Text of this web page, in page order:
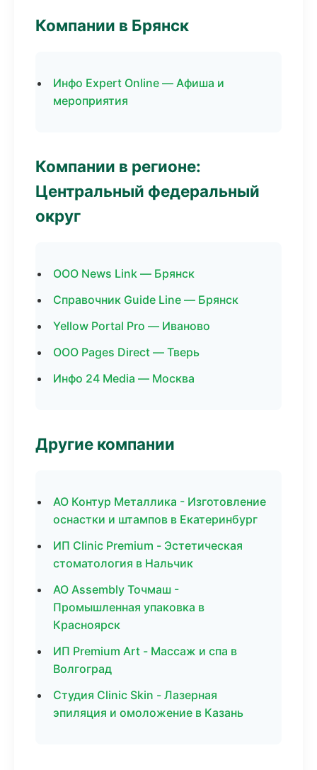
Компании в Брянск
Инфо Expert Online — Афиша и
мероприятия
Компании в регионе:
Центральный федеральный
округ
ООО News Link — Брянск
Справочник Guide Line — Брянск
Yellow Portal Pro — Иваново
ООО Pages Direct — Тверь
Инфо 24 Media — Москва
Другие компании
АО Контур Металлика - Изготовление
оснастки и штампов в Екатеринбург
ИП Clinic Premium - Эстетическая
стоматология в Нальчик
АО Assembly Точмаш -
Промышленная упаковка в
Красноярск
ИП Premium Art - Массаж и спа в
Волгоград
Студия Clinic Skin - Лазерная
эпиляция и омоложение в Казань